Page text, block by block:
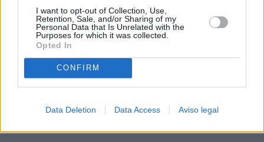
I want to opt-out of Collection, Use,
Retention, Sale, and/or Sharing of my
Personal Data that Is Unrelated with the
Purposes for which it was collected.
Opted In
CONFIRM
Data Deletion Data Access Aviso legal